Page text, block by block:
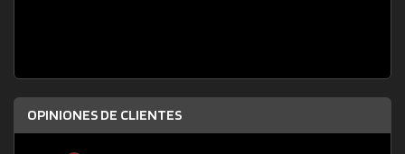
OPINIONES DE CLIENTES